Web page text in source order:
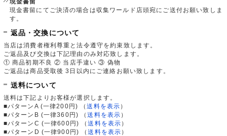
現金書留にてご決済の場合は収集ワールド店頭宛にご送付お願い致しま
す。
返品・交換について
当店は消費者権利尊重と法令遵守を約束致します。
ご返品及び交換は下記理由のみ対応致します。
① 商品初期不良 ② 当店手違い ③ 偽物
ご返品は商品受取後 3日以内にご連絡お願い致します。
送料について
送料は下記よりお客様が選択します。
■パターンA (一律200円)
（送料を表示 ）
■パターンB (一律360円)
（送料を表示 ）
■パターンC (一律600円)
（送料を表示 ）
■パターンD (一律900円)
（送料を表示 ）